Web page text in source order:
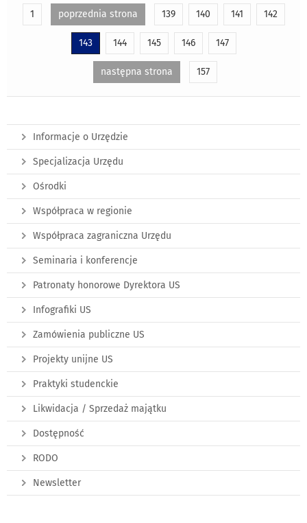
1 poprzednia strona 139 140 141 142
143 144 145 146 147
następna strona 157
Informacje o Urzędzie
Specjalizacja Urzędu
Ośrodki
Współpraca w regionie
Współpraca zagraniczna Urzędu
Seminaria i konferencje
Patronaty honorowe Dyrektora US
Infografiki US
Zamówienia publiczne US
Projekty unijne US
Praktyki studenckie
Likwidacja / Sprzedaż majątku
Dostępność
RODO
Newsletter